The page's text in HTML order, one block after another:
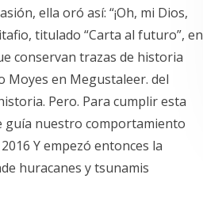
ella oró así: “¡Oh, mi Dios,
titulado “Carta al futuro”, en
conservan trazas de historia
Moyes en Megustaleer. del
Pero. Para cumplir esta
guía nuestro comportamiento
Y empezó entonces la
huracanes y tsunamis